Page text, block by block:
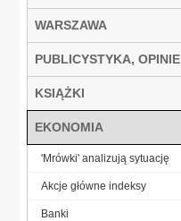
WARSZAWA
PUBLICYSTYKA, OPINIE
KSIĄŻKI
EKONOMIA
'Mrówki' analizują sytuację
Akcje główne indeksy
Banki